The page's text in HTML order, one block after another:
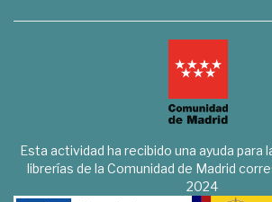
Esta actividad ha recibido una ayuda para
librerías de la Comunidad de Madrid
2024